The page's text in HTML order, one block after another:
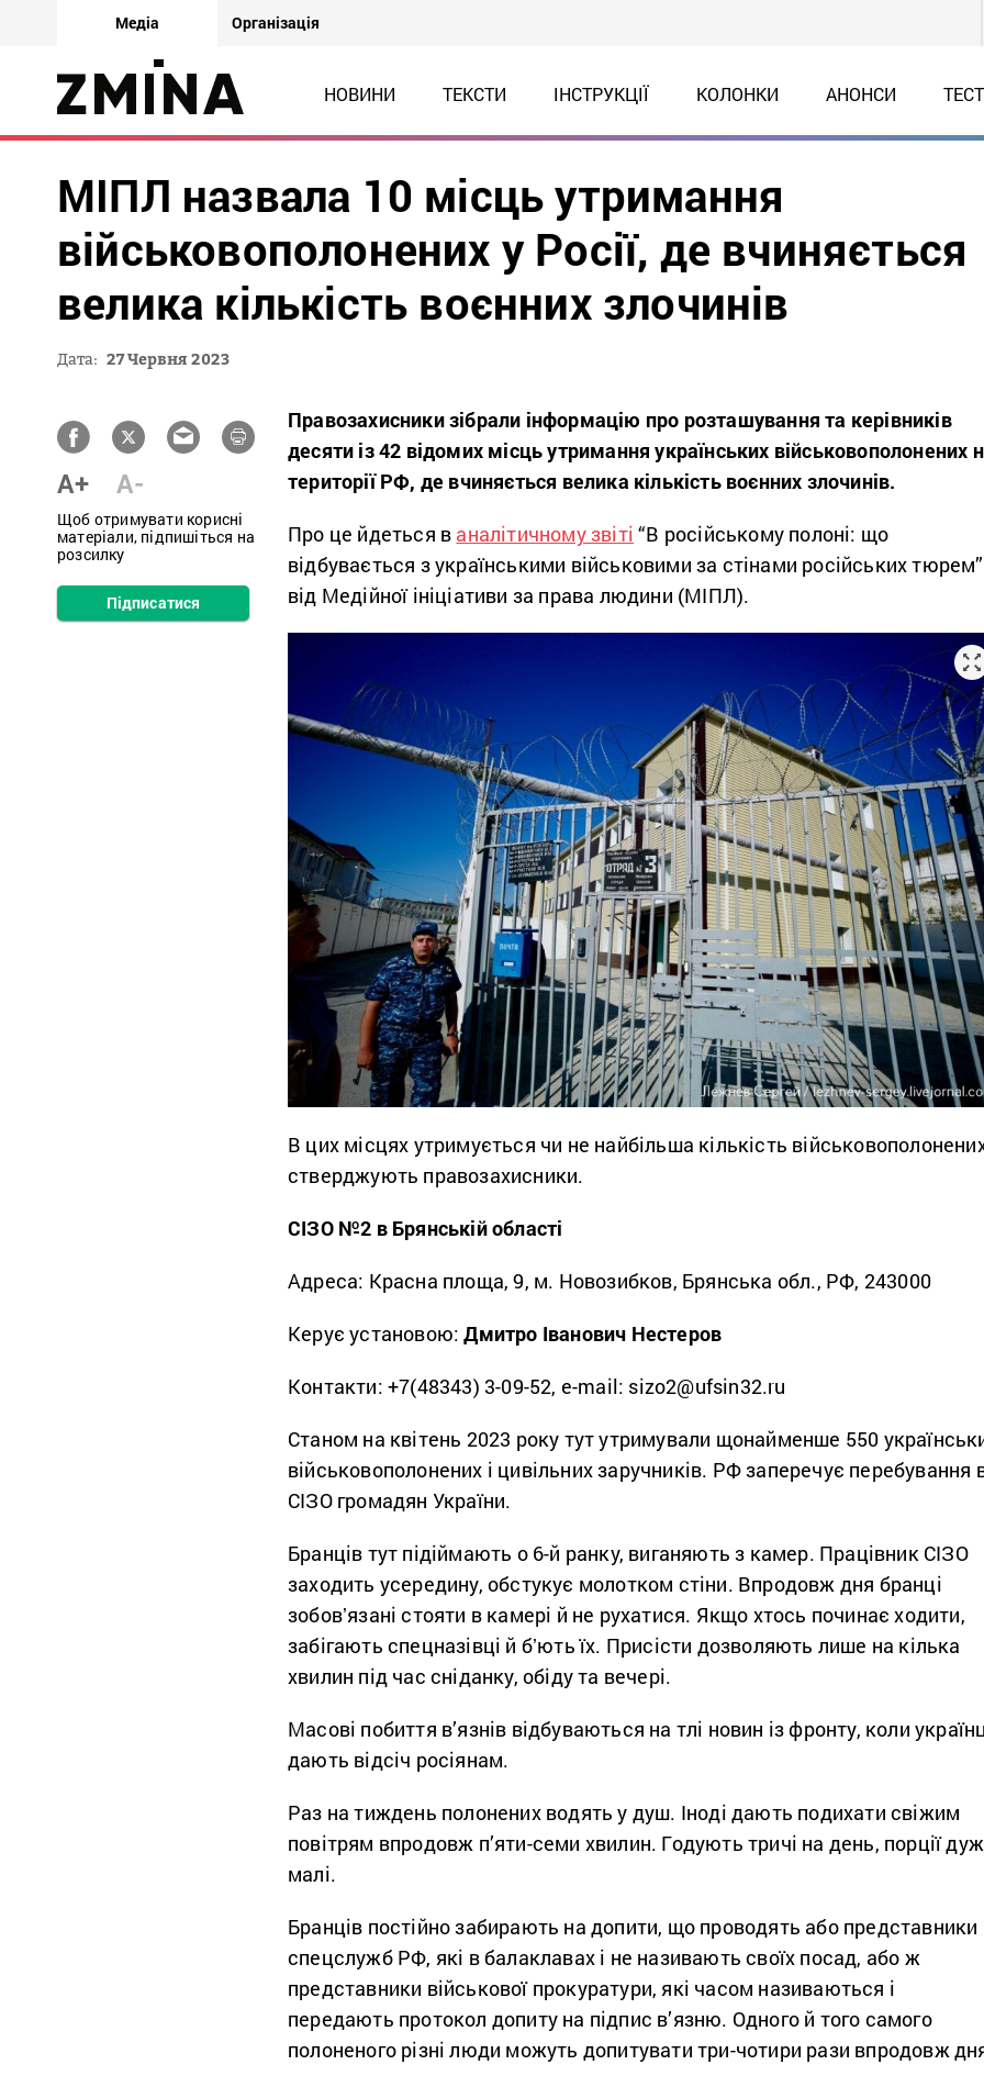
Медіа Організація
НОВИНИ ТЕКСТИ ІНСТРУКЦІЇ КОЛОНКИ АНОНСИ
МІПЛ назвала 10 місць утримання
військовополонених у Росії, де вчиняється
велика кількість воєнних злочинів
Дата: 27 Червня 2023
A+ A-
Щоб отримувати корисні
матеріали, підпишіться на
розсилку
Підписатися
Правозахисники зібрали інформацію про розташування та керівників
десяти із 42 відомих місць утримання українських військовополонених
території РФ, де вчиняється велика кількість воєнних злочинів.
Про це йдеться в аналітичному звіті “В російському полоні: що
відбувається з українськими військовими за стінами російських тюрем”
від Медійної ініціативи за права людини (МІПЛ).
В цих місцях утримується чи не найбільша кількість
стверджують правозахисники.
СІЗО №2 в Брянській області
Адреса: Красна площа, 9, м. Новозибков, Брянська обл., РФ, 243000
Керує установою:Дмитро Іванович Нестеров
Контакти: +7(48343) 3-09-52, e-mail: sizo2@ufsin32.ru
Станом на квітень 2023 року тут утримували щонайменше 550
військовополонених і цивільних заручників. РФ заперечує перебування
СІЗО громадян України.
Бранців тут підіймають о 6-й ранку, виганяють з камер. Працівник СІЗО
заходить усередину, обстукує молотком стіни. Впродовж дня бранці
зобовʼязані стояти в камері й не рухатися. Якщо хтось починає ходити,
забігають спецназівці й бʼють їх. Присісти дозволяють лише на кілька
хвилин під час сніданку, обіду та вечері.
Масові побиття в’язнів відбуваються на тлі новин із фронту, коли
дають відсіч росіянам.
Раз на тиждень полонених водять у душ. Іноді дають подихати свіжим
повітрям впродовж п’яти-семи хвилин. Годують тричі на день, порції
малі.
Бранців постійно забирають на допити, що проводять або представники
спецслужб РФ, які в балаклавах і не називають своїх посад, або ж
представники військової прокуратури, які часом називаються і
передають протокол допиту на підпис в’язню. Одного й того самого
полоненого різні люди можуть допитувати три-чотири рази впродовж